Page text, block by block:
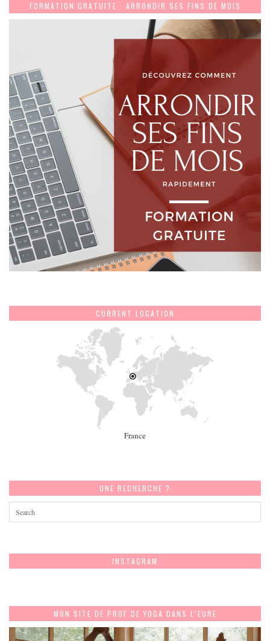
FORMATION GRATUITE : ARRONDIR SES FINS DE MOIS
CURRENT LOCATION
France
UNE RECHERCHE ?
INSTAGRAM
MON SITE DE PROF DE YOGA DANS L’EURE